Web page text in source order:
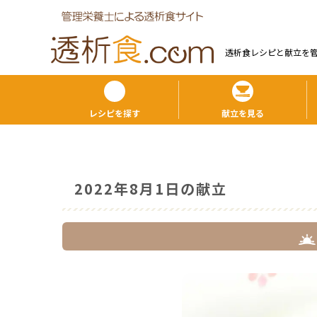
透析食レシピと献⽴を
レシピを探す 献立を見る
2022年8月1日の献立